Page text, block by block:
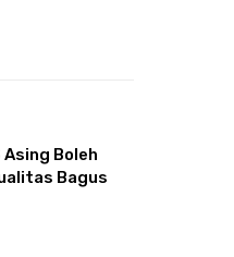
Asing Boleh
Bagus